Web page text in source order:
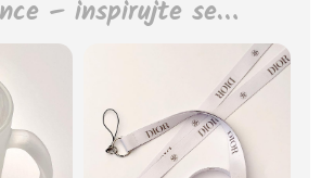
– inspirujte se…